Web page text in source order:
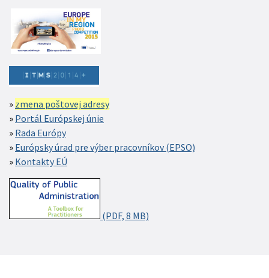
zmena poštovej adresy
Portál Európskej únie
Rada Európy
Európsky úrad pre výber pracovníkov (EPSO)
Kontakty EÚ
(PDF, 8 MB)